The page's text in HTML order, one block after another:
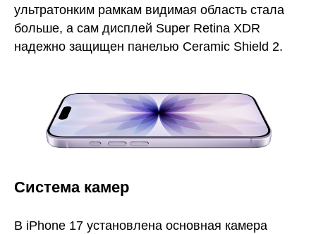
ультратонким рамкам видимая область стала
больше, а сам дисплей Super Retina XDR
надежно защищен панелью Ceramic Shield 2.
Система камер
В iPhone 17 установлена основная камера